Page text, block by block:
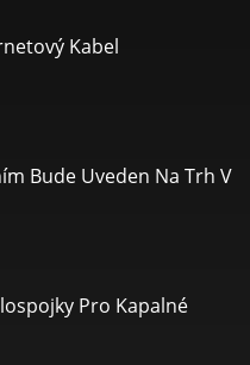
Kabel
Bude Uveden Na Trh V
Pro Kapalné